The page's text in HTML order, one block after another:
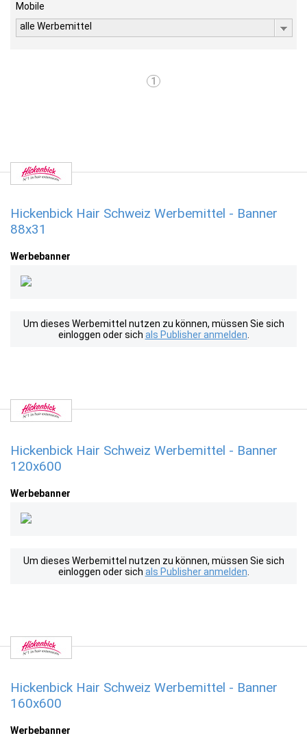
Mobile
alle Werbemittel
1
Hickenbick Hair Schweiz Werbemittel - Banner
88x31
Werbebanner
Um dieses Werbemittel nutzen zu können, müssen Sie sich
einloggen oder sich als Publisher anmelden
Hickenbick Hair Schweiz Werbemittel - Banner
120x600
Werbebanner
Um dieses Werbemittel nutzen zu können, müssen Sie sich
einloggen oder sich als Publisher anmelden
Hickenbick Hair Schweiz Werbemittel - Banner
160x600
Werbebanner